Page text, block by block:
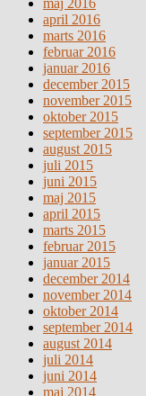
april 2016
marts 2016
februar 2016
januar 2016
december 2015
november 2015
oktober 2015
september 2015
august 2015
juli 2015
juni 2015
maj 2015
april 2015
marts 2015
februar 2015
januar 2015
december 2014
november 2014
oktober 2014
september 2014
august 2014
juli 2014
juni 2014
maj 2014